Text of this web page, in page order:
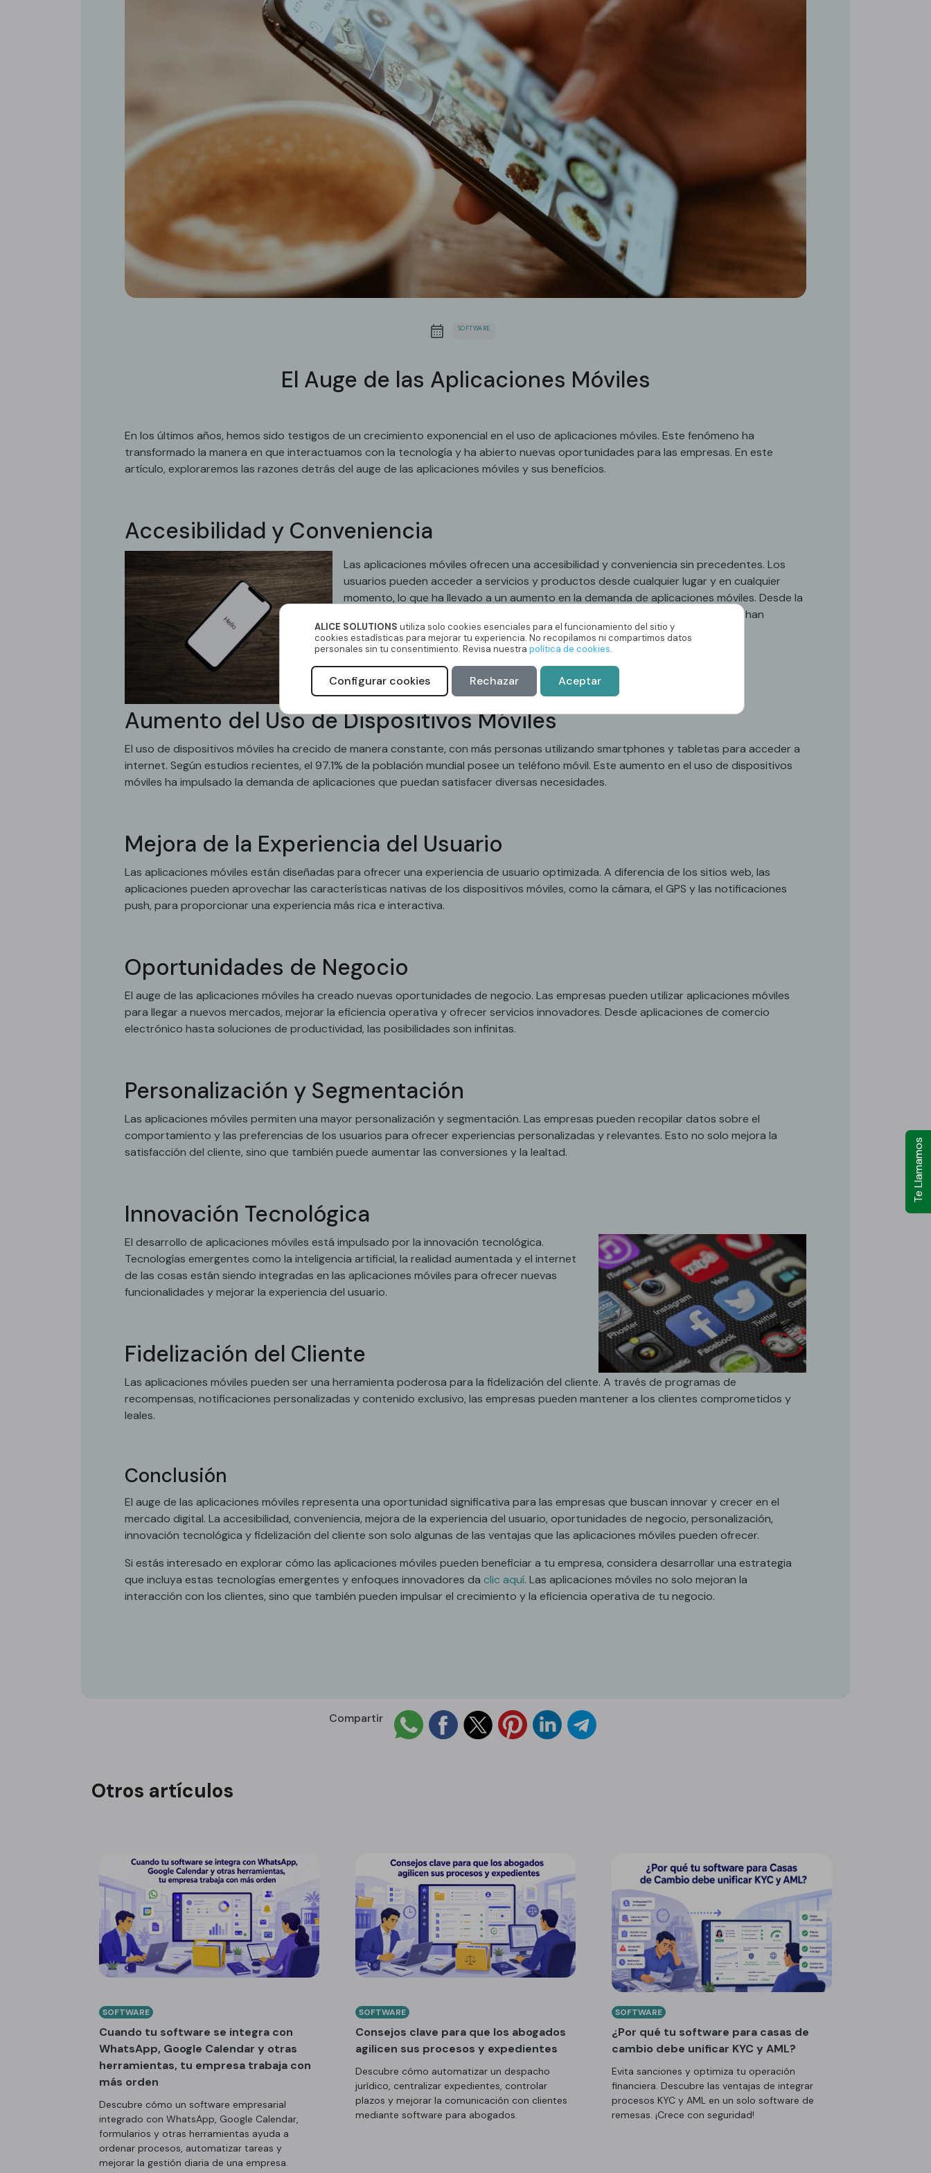
SOFTWARE
El Auge de las Aplicaciones Móviles
En los últimos años, hemos sido testigos de un crecimiento exponencial en el uso de aplicaciones móviles. Este fenómeno ha
transformado la manera en que interactuamos con la tecnología y ha abierto nuevas oportunidades para las empresas. En este
artículo, exploraremos las razones detrás del auge de las aplicaciones móviles y sus beneficios.
Accesibilidad y Conveniencia
Las aplicaciones móviles ofrecen una accesibilidad y conveniencia sin precedentes. Los
usuarios pueden acceder a servicios y productos desde cualquier lugar y en cualquier
momento, lo que ha llevado a un aumento en la demanda de aplicaciones móviles. Desde la
banca en línea hasta las compras y el entretenimiento, las aplicaciones móviles han
simplificado muchas tareas cotidianas.
Aumento del Uso de Dispositivos Móviles
El uso de dispositivos móviles ha crecido de manera constante, con más personas utilizando smartphones y tabletas para acceder a
internet. Según estudios recientes, el 97.1% de la población mundial posee un teléfono móvil. Este aumento en el uso de dispositivos
móviles ha impulsado la demanda de aplicaciones que puedan satisfacer diversas necesidades.
Mejora de la Experiencia del Usuario
Las aplicaciones móviles están diseñadas para ofrecer una experiencia de usuario optimizada. A diferencia de los sitios web, las
aplicaciones pueden aprovechar las características nativas de los dispositivos móviles, como la cámara, el GPS y las notificaciones
push, para proporcionar una experiencia más rica e interactiva.
Oportunidades de Negocio
El auge de las aplicaciones móviles ha creado nuevas oportunidades de negocio. Las empresas pueden utilizar aplicaciones móviles
para llegar a nuevos mercados, mejorar la eficiencia operativa y ofrecer servicios innovadores. Desde aplicaciones de comercio
electrónico hasta soluciones de productividad, las posibilidades son infinitas.
Personalización y Segmentación
Las aplicaciones móviles permiten una mayor personalización y segmentación. Las empresas pueden recopilar datos sobre el
comportamiento y las preferencias de los usuarios para ofrecer experiencias personalizadas y relevantes. Esto no solo mejora la
satisfacción del cliente, sino que también puede aumentar las conversiones y la lealtad.
Innovación Tecnológica
El desarrollo de aplicaciones móviles está impulsado por la innovación tecnológica.
Tecnologías emergentes como la inteligencia artificial, la realidad aumentada y el internet
de las cosas están siendo integradas en las aplicaciones móviles para ofrecer nuevas
funcionalidades y mejorar la experiencia del usuario.
Fidelización del Cliente
Las aplicaciones móviles pueden ser una herramienta poderosa para la fidelización del cliente. A través de programas de
recompensas, notificaciones personalizadas y contenido exclusivo, las empresas pueden mantener a los clientes comprometidos y
leales.
Conclusión
El auge de las aplicaciones móviles representa una oportunidad significativa para las empresas que buscan innovar y crecer en el
mercado digital. La accesibilidad, conveniencia, mejora de la experiencia del usuario, oportunidades de negocio, personalización,
innovación tecnológica y fidelización del cliente son solo algunas de las ventajas que las aplicaciones móviles pueden ofrecer.
Si estás interesado en explorar cómo las aplicaciones móviles pueden beneficiar a tu empresa, considera desarrollar una estrategia
que incluya estas tecnologías emergentes y enfoques innovadores da clic aquí. Las aplicaciones móviles no solo mejoran la
interacción con los clientes, sino que también pueden impulsar el crecimiento y la eficiencia operativa de tu negocio.
Compartir
Otros artículos
SOFTWARE
Cuando tu software se integra con
WhatsApp, Google Calendar y otras
herramientas, tu empresa trabaja con
más orden
Descubre cómo un software empresarial
integrado con WhatsApp, Google Calendar,
formularios y otras herramientas ayuda a
ordenar procesos, automatizar tareas y
mejorar la gestión diaria de una empresa.
SOFTWARE
Consejos clave para que los abogados
agilicen sus procesos y expedientes
Descubre cómo automatizar un despacho
jurídico, centralizar expedientes, controlar
plazos y mejorar la comunicación con clientes
mediante software para abogados.
SOFTWARE
¿Por qué tu software para casas de
cambio debe unificar KYC y AML?
Evita sanciones y optimiza tu operación
financiera. Descubre las ventajas de integrar
procesos KYC y AML en un solo software de
remesas. ¡Crece con seguridad!
Te Llamamos
ALICE SOLUTIONSutiliza solo cookies esenciales para el funcionamiento del sitio y
cookies estadísticas para mejorar tu experiencia. No recopilamos ni compartimos datos
personales sin tu consentimiento. Revisa nuestrapolítica de cookies.
Configurar cookies Rechazar Aceptar